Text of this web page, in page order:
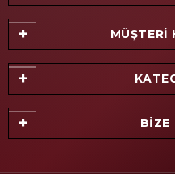
MÜŞTERİ
BİZE